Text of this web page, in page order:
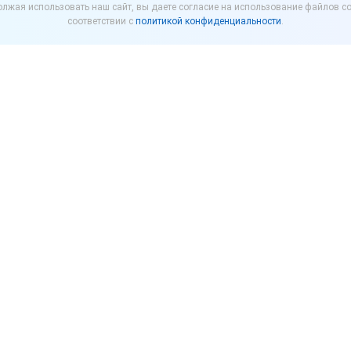
использовать наш сайт, вы даете согласие на использование файлов
соответствии с политикой конфиденциальности.